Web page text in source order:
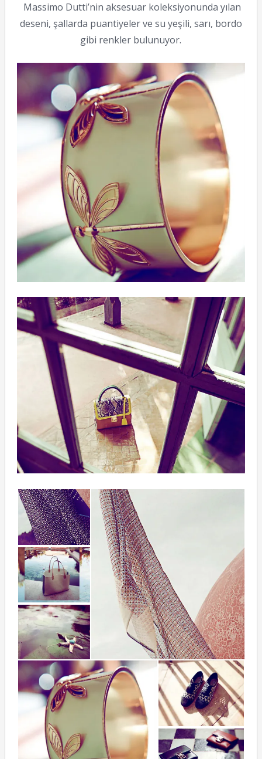
Massimo Dutti’nin aksesuar koleksiyonunda yılan
deseni, şallarda puantiyeler ve su yeşili, sarı, bordo
gibi renkler bulunuyor.